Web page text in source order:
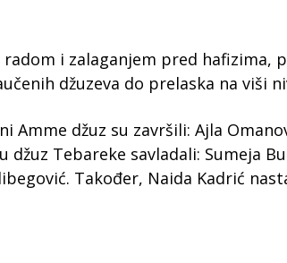
i zalaganjem pred hafizima,
džuzeva do prelaska na viši
Amme džuz su završili: Ajla
džuz Tebareke savladali: Sumeja
Također, Naida Kadrić